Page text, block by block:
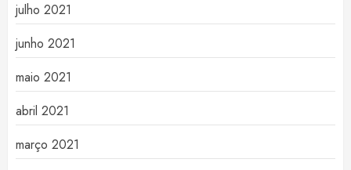
julho 2021
junho 2021
maio 2021
abril 2021
março 2021